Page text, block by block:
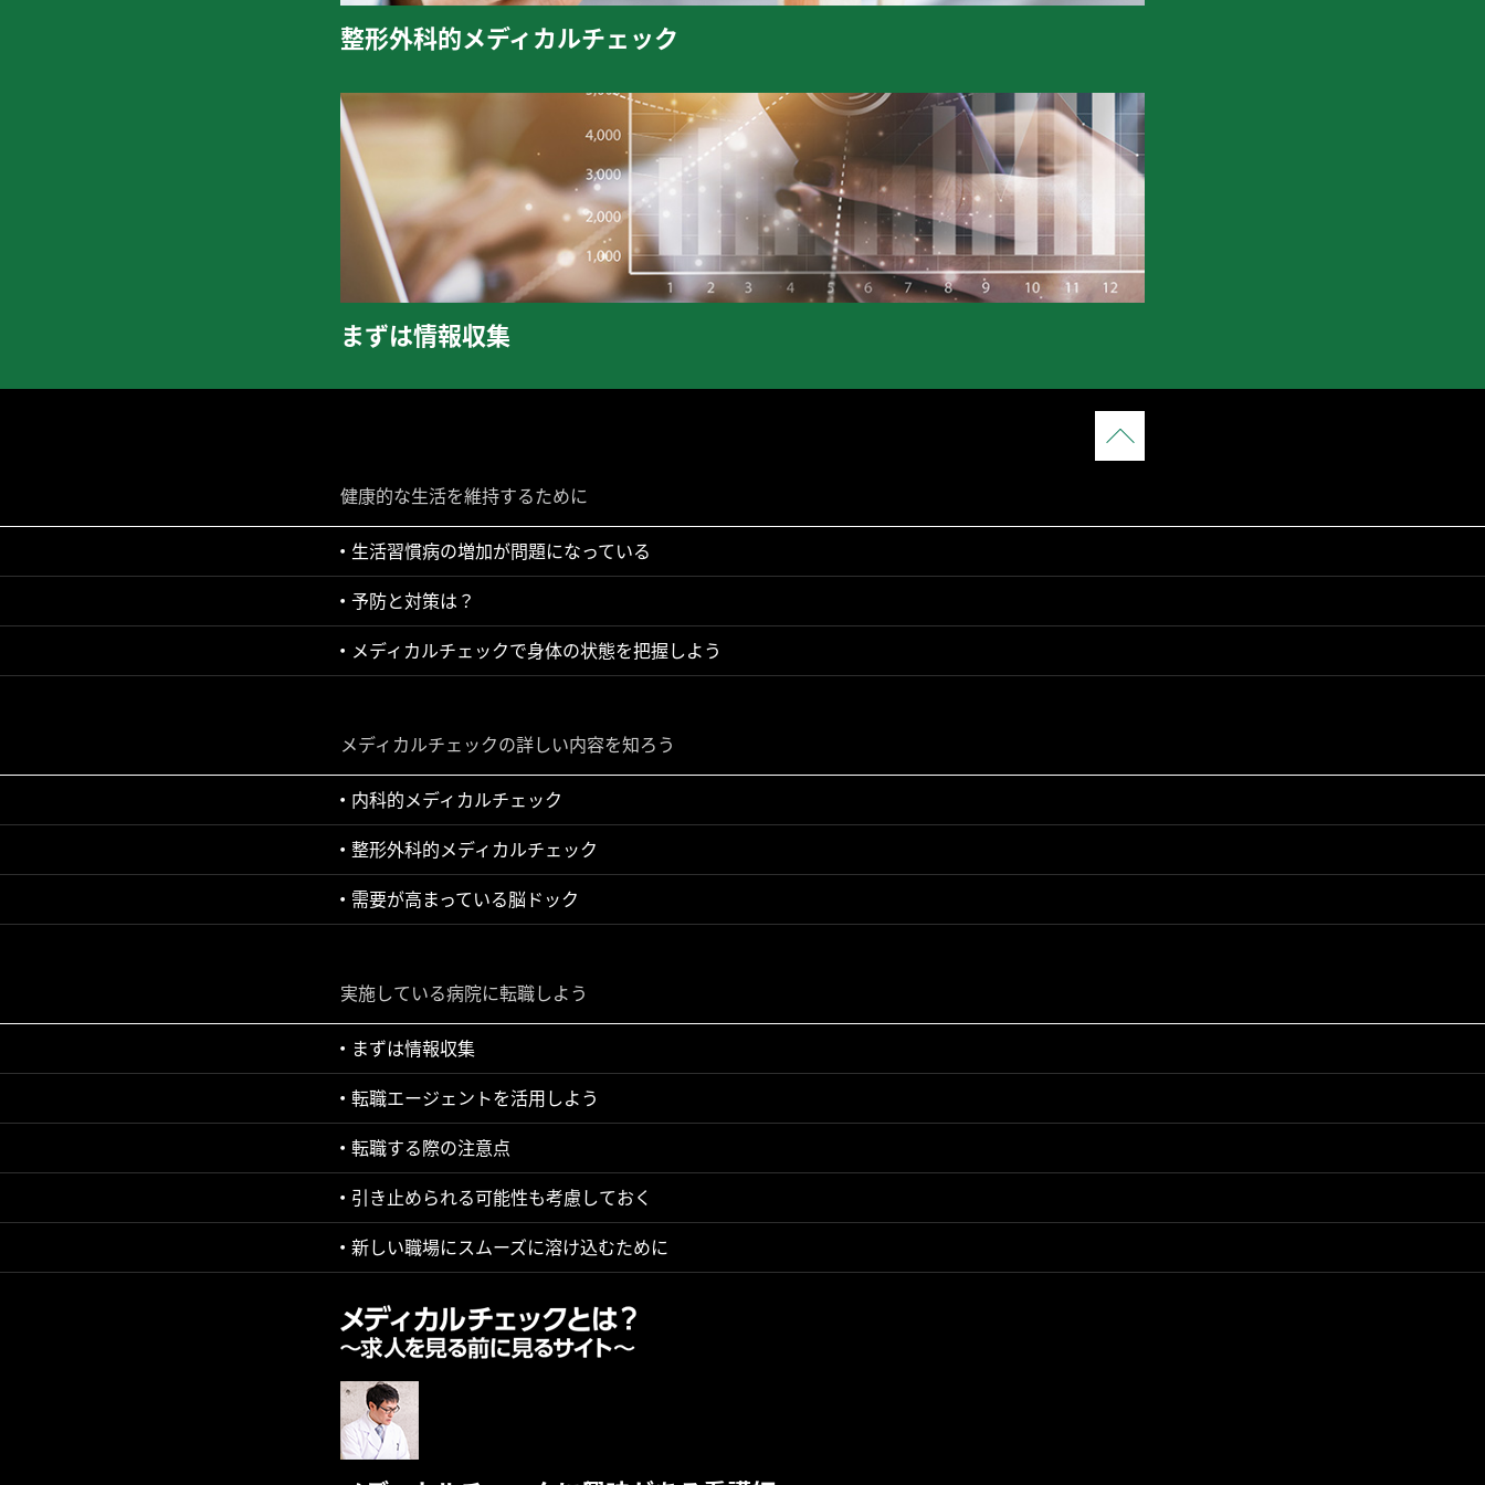
整形外科的メディカルチェック
まずは情報収集
健康的な生活を維持するために
生活習慣病の増加が問題になっている
予防と対策は？
メディカルチェックで身体の状態を把握しよう
メディカルチェックの詳しい内容を知ろう
内科的メディカルチェック
整形外科的メディカルチェック
需要が高まっている脳ドック
実施している病院に転職しよう
まずは情報収集
転職エージェントを活用しよう
転職する際の注意点
引き止められる可能性も考慮しておく
新しい職場にスムーズに溶け込むために